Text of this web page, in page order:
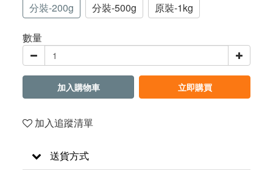
分裝-200g
分裝-500g 原裝-1kg
數量
加入購物車 立即購買
加入追蹤清單
送貨方式